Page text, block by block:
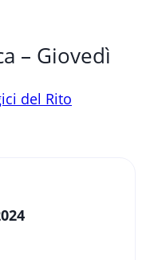
– Giovedì
del Rito